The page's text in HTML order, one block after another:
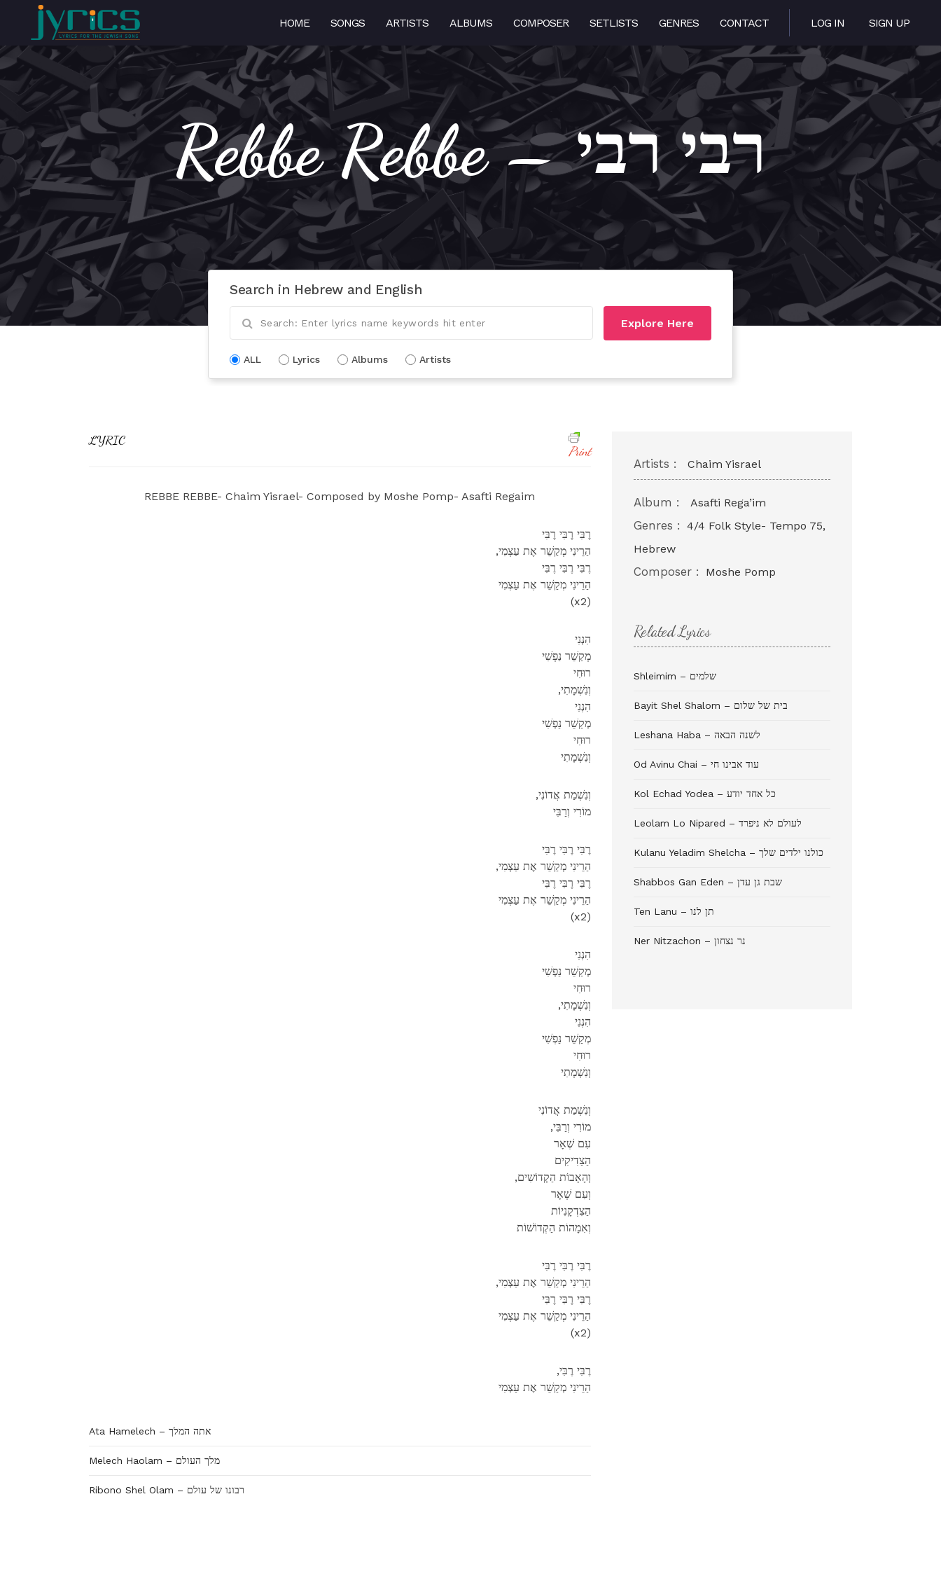
HOME SONGS ARTISTS ALBUMS COMPOSER SETLISTS GENRES CONTACT LOG IN SIGN UP
Rebbe Rebbe – רבי רבי
Search in Hebrew and English
Explore Here
ALL Lyrics Albums Artists
LYRIC
Print
REBBE REBBE- Chaim Yisrael- Composed by Moshe Pomp- Asafti Regaim
רֶבִּי רֶבִּי רֶבִּי
,הַרֵינִי מְקַשֵׁר אֶת עַצְמִי
רֶבִּי רֶבִּי רֶבִּי
הַרֵינִי מְקַשֵׁר אֶת עַצְמִי
(x2)
הִנְנִי
מְקַשֵׁר נַפְשִׁי
רוּחִי
,וְנִשְׁמָתִי
הִנְנִי
מְקַשֵׁר נַפְשִׁי
רוּחִי
וְנִשְׁמָתִי
,וְנִשְׁמַת אֲדוֹנִי
מוֹרִי וְרַבִּי
רֶבִּי רֶבִּי רֶבִּי
,הַרֵינִי מְקַשֵׁר אֶת עַצְמִי
רֶבִּי רֶבִּי רֶבִּי
הַרֵינִי מְקַשֵׁר אֶת עַצְמִי
(x2)
הִנְנִי
מְקַשֵׁר נַפְשִׁי
רוּחִי
,וְנִשְׁמָתִי
הִנְנִי
מְקַשֵׁר נַפְשִׁי
רוּחִי
וְנִשְׁמָתִי
וְנִשְׁמַת אֲדוֹנִי
,מוֹרִי וְרַבִּי
עִם שְׁאָר
הַצַדִיקִים
,וְהָאָבוֹת הַקְדוֹשִים
וְעִם שְׁאָר
הַצִדְקָנִיוֹת
וְאִמָהוֹת הַקְדוֹשׁוֹת
רֶבִּי רֶבִּי רֶבִּי
,הַרֵינִי מְקַשֵׁר אֶת עַצְמִי
רֶבִּי רֶבִּי רֶבִּי
הַרֵינִי מְקַשֵׁר אֶת עַצְמִי
(x2)
,רֶבִּי רֶבִּי
הַרֵינִי מְקַשֵׁר אֶת עַצְמִי
Ata Hamelech – אתה המלך
Melech Haolam – מלך העולם
Ribono Shel Olam – רבונו של עולם
Artists : Chaim Yisrael
Album : Asafti Rega’im
Genres : 4/4 Folk Style- Tempo 75,
Hebrew
Composer : Moshe Pomp
Related Lyrics
Shleimim – שלמים
Bayit Shel Shalom – בית של שלום
Leshana Haba – לשנה הבאה
Od Avinu Chai – עוד אבינו חי
Kol Echad Yodea – כל אחד יודע
Leolam Lo Nipared – לעולם לא ניפרד
Kulanu Yeladim Shelcha – כולנו ילדים שלך
Shabbos Gan Eden – שבת גן עדן
Ten Lanu – תן לנו
Ner Nitzachon – נר נצחון